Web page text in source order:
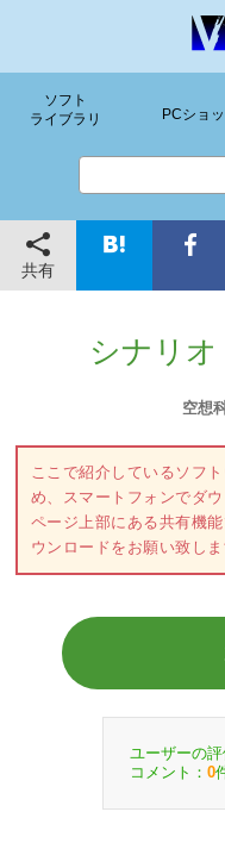
ソフト
ライブラリ
PCショ
共有
シナリ
空想
ここで紹介しているソフ
め、スマートフォンでダ
ページ上部にある共有機
ウンロードをお願い致しま
ユーザーの
コメント： 0